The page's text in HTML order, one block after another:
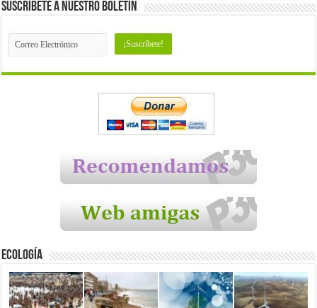
Suscríbete a nuestro Boletín
Ecología